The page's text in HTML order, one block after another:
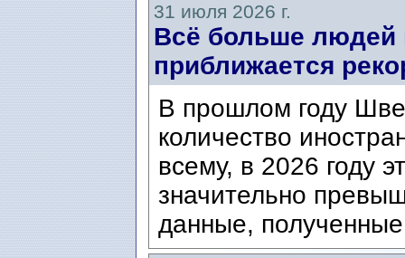
31 июля 2026 г.
Всё больше
приближается
В прошлом году
количество
всему, в 2026 году
значительно
данные,